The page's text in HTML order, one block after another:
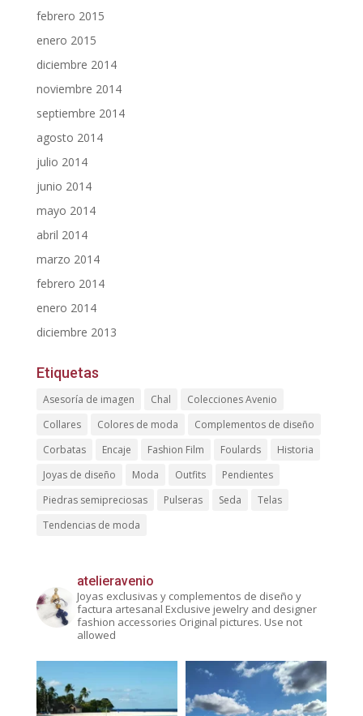
febrero 2015
enero 2015
diciembre 2014
noviembre 2014
septiembre 2014
agosto 2014
julio 2014
junio 2014
mayo 2014
abril 2014
marzo 2014
febrero 2014
enero 2014
diciembre 2013
Etiquetas
Asesoría de imagen Chal
Colecciones Avenio
Collares
Colores de moda
Complementos de diseño
Corbatas
Encaje Fashion Film Foulards
Historia
Joyas de diseño
Moda Outfits
Pendientes
Piedras semipreciosas
Pulseras Seda
Telas
Tendencias de moda
atelieravenio
Joyas exclusivas y complementos de diseño y
factura artesanal Exclusive jewelry and designer
fashion accessories Original pictures. Use not
allowed